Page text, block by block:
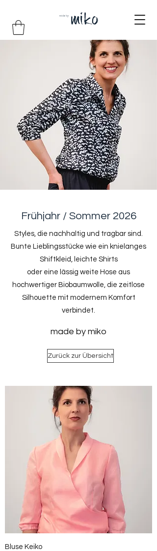
Frühjahr / Sommer 2026
Styles, die nachhaltig und tragbar sind.
Bunte Lieblingsstücke wie ein knielanges
Shiftkleid, leichte Shirts
oder eine lässig weite Hose aus
hochwertiger Biobaumwolle, die zeitlose
Silhouette mit modernem Komfort
verbindet.
made by miko
Zurück zur Übersicht
Bluse Keiko